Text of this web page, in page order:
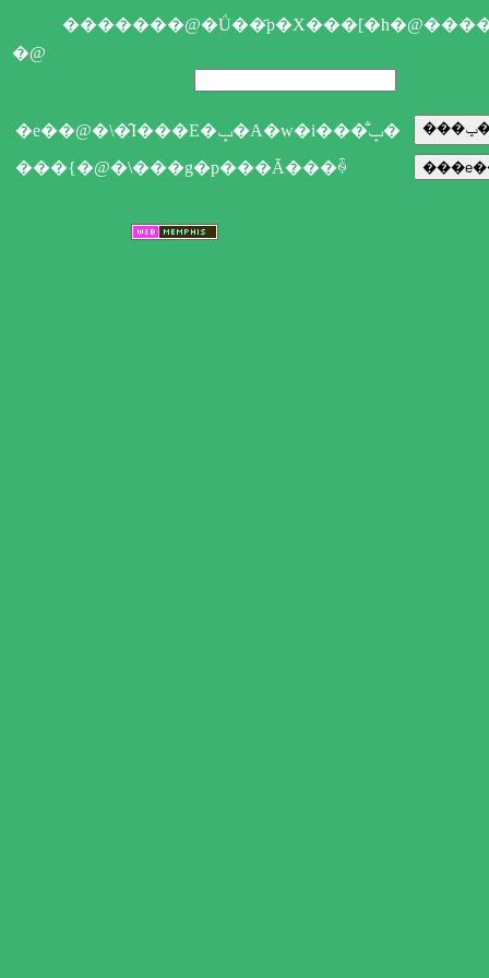
�@
�e��@�\�̑I���E�ݒ�A�w�i���̐ݒ�
���{�@�\���g�p���Ă���ꍇ